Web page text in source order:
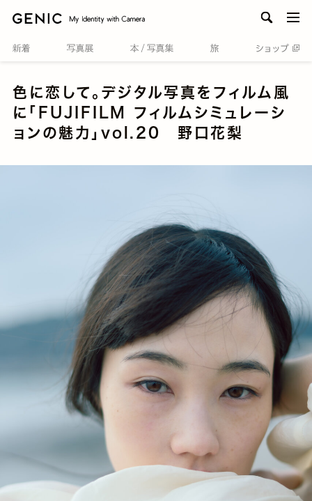
色に恋して。デジタル写真をフィルム風
に「FUJIFILM フィルムシミュレーシ
ョンの魅力」vol.20 野口花梨